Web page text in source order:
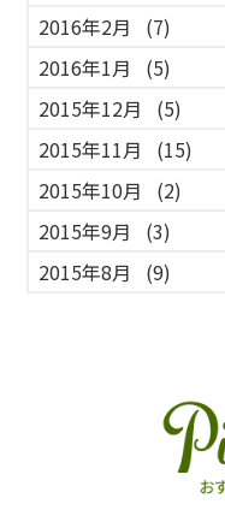
2016年2月
(7)
2016年1月
(5)
2015年12月
(5)
2015年11月
(15)
2015年10月
(2)
2015年9月
(3)
2015年8月
(9)